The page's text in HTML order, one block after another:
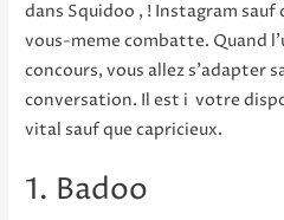
dans Squidoo , ! Instagram
vous-meme combatte. Quand
concours, vous allez s’adapter
conversation. Il est i votre
vital sauf que capricieux.
1. Badoo